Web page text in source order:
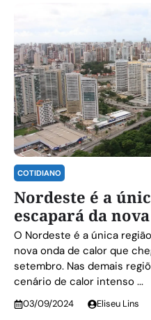
COTIDIANO
Nordeste é a
escapará da
O Nordeste é a única
nova onda de calor que
setembro. Nas demais
cenário de calor intenso ...
03/09/2024 Eliseu Lins